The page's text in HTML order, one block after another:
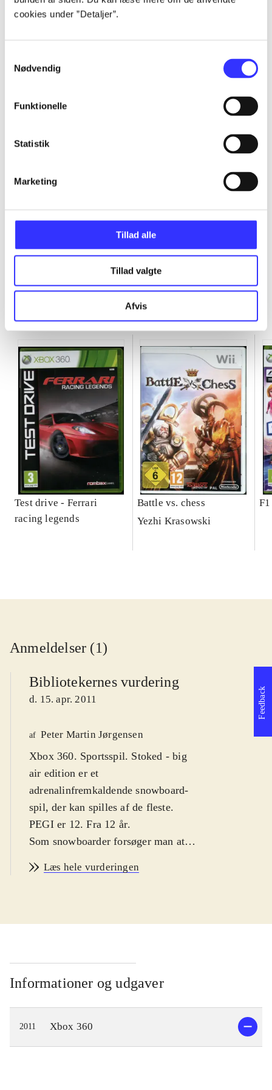
cookies under ”Detaljer”.
Nødvendig
Funktionelle
Statistik
Marketing
Tillad alle
Tillad valgte
Afvis
Artikler
...
...
Test drive - Ferrari
racing legends
Battle vs. chess
Yezhi Krasowski
Anmeldelser (1)
Bibliotekernes vurdering
d. 15. apr. 2011
af Peter Martin Jørgensen
Xbox 360. Sportsspil. Stoked - big
air edition er et
adrenalinfremkaldende snowboard-
spil, der kan spilles af de fleste.
PEGI er 12. Fra 12 år.
Som snowboarder forsøger man at
skal erobres og tricks der skal læres.
mest basale tricks, der egenlig
lettere upræcist. Som man lærer og
udfører tricks, optjener man point, og
sponsorerne begynder så småt at få
øjnene op for ens talenter. Man bliver
fløjet op til bjergenes tinder i
helikopter, og muligheden for at blive
Læs hele vurderingen
Informationer og udgaver
2011 Xbox 360
Feedback